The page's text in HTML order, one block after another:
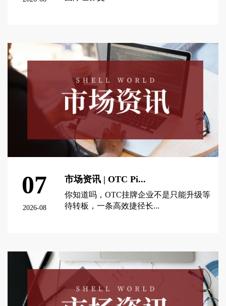
07
2026-08
市场资讯 | OTC Pi...
你知道吗，OTC挂牌企业不是只能升级等
待转板，一条高效捷径长...